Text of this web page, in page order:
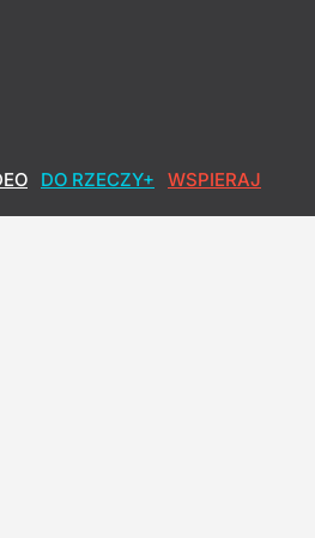
DO RZECZY+ WSPIERAJ
najwyższy wynik